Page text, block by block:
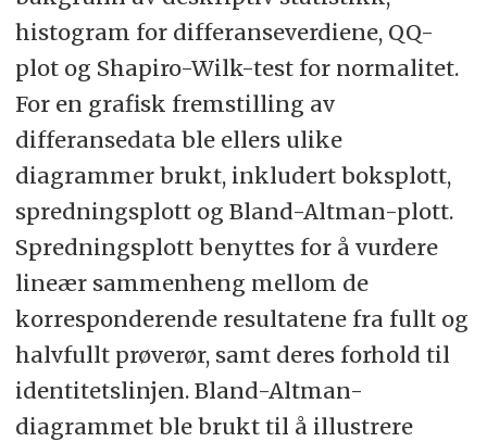
histogram for differanseverdiene, QQ-
plot og Shapiro-Wilk-test for normalitet.
For en grafisk fremstilling av
differansedata ble ellers ulike
diagrammer brukt, inkludert boksplott,
spredningsplott og Bland-Altman-plott.
Spredningsplott benyttes for å vurdere
lineær sammenheng mellom de
korresponderende resultatene fra fullt og
halvfullt prøverør, samt deres forhold til
identitetslinjen. Bland-Altman-
diagrammet ble brukt til å illustrere